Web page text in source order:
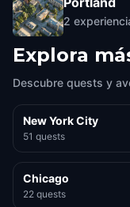
2
Explora
Descubre quests y
New York City
51 quests
Chicago
22 quests